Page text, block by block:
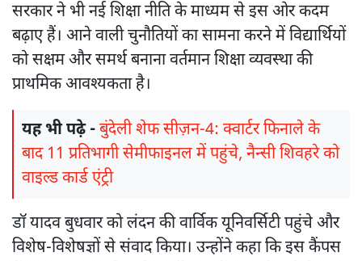
सरकार ने भी नई शिक्षा नीति के माध्यम से इस ओर कदम
बढ़ाए हैं। आने वाली चुनौतियों का सामना करने में विद्यार्थियों
को सक्षम और समर्थ बनाना वर्तमान शिक्षा व्यवस्था की
प्राथमिक आवश्यकता है।
यह भी पढ़े -बुंदेली शेफ सीज़न-4: क्वार्टर फिनाले के
बाद 11 प्रतिभागी सेमीफाइनल में पहुंचे, नैन्सी शिवहरे को
वाइल्ड कार्ड एंट्री
डॉ यादव बुधवार को लंदन की वार्विक यूनिवर्सिटी पहुंचे और
विशेष-विशेषज्ञों से संवाद किया। उन्होंने कहा कि इस कैंपस